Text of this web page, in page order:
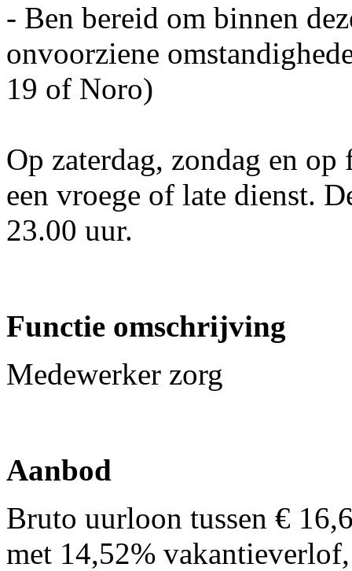
- Ben bereid om binnen
onvoorziene
19 of Noro)
Op zaterdag, zondag en
een vroege of late dienst.
23.00 uur.
Functie omschrijving
Medewerker zorg
Aanbod
Bruto uurloon tussen €
met 14,52%